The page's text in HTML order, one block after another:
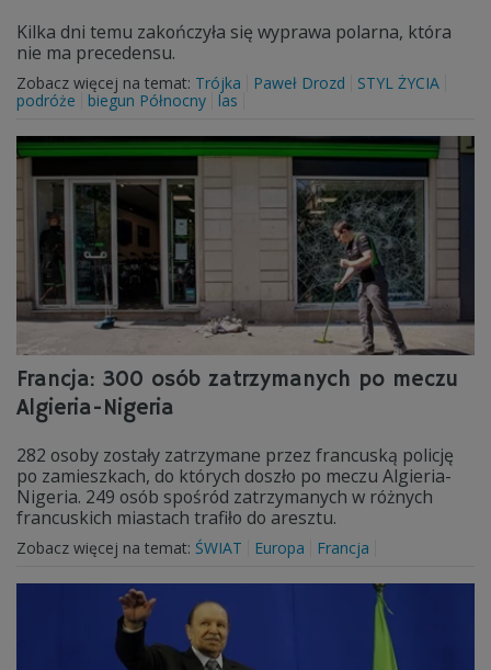
Kilka dni temu zakończyła się wyprawa polarna, która
nie ma precedensu.
Zobacz więcej na temat: Trójka Paweł Drozd
STYL ŻYCIA
podróże
biegun Północny las
Francja: 300 osób zatrzymanych po meczu
Algieria-Nigeria
282 osoby zostały zatrzymane przez francuską policję
po zamieszkach, do których doszło po meczu Algieria-
Nigeria. 249 osób spośród zatrzymanych w różnych
francuskich miastach trafiło do aresztu.
Zobacz więcej na temat: ŚWIAT Europa Francja